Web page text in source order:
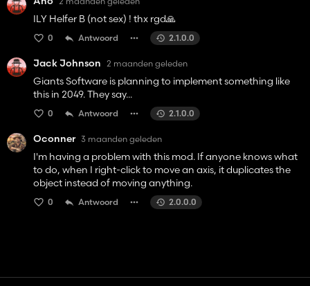
ILY Helfer B (not sex) ! thx rgd🙏
0 Antwoord 2.1.0.0
Jack Johnson 2 maanden geleden
Giants Software is planning to implement something like
this in 2049. They say...
0 Antwoord 2.1.0.0
Oconner 3 maanden geleden
I'm having a problem with this mod. If anyone knows what
to do, when I right-click to move an axis, it duplicates the
object instead of moving anything.
0 Antwoord 2.0.0.0